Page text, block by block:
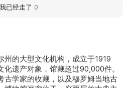
州的大型文化机构，成立于1919
遗产对象，馆藏超过90,000件。
古学家的收藏，以及穆罗姆当地古
我已经走了 0